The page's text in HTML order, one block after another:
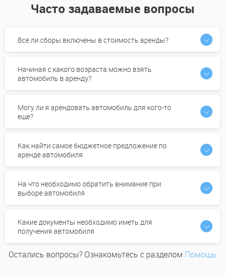
Часто задаваемые вопросы
Все ли сборы включены в стоимость аренды?
Начиная с какого возраста можно взять
автомобиль в аренду?
Могу ли я арендовать автомобиль для кого-то
еще?
Как найти самое бюджетное предложение по
аренде автомобиля
На что необходимо обратить внимание при
выборе автомобиля
Какие документы необходимо иметь для
получения автомобиля
Остались вопросы? Ознакомьтесь с разделом Помощь